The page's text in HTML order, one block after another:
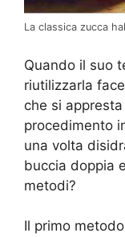
La classica zucca
Quando il suo
riutilizzarla
che si
procedimento
una volta
buccia doppia
metodi?
Il primo